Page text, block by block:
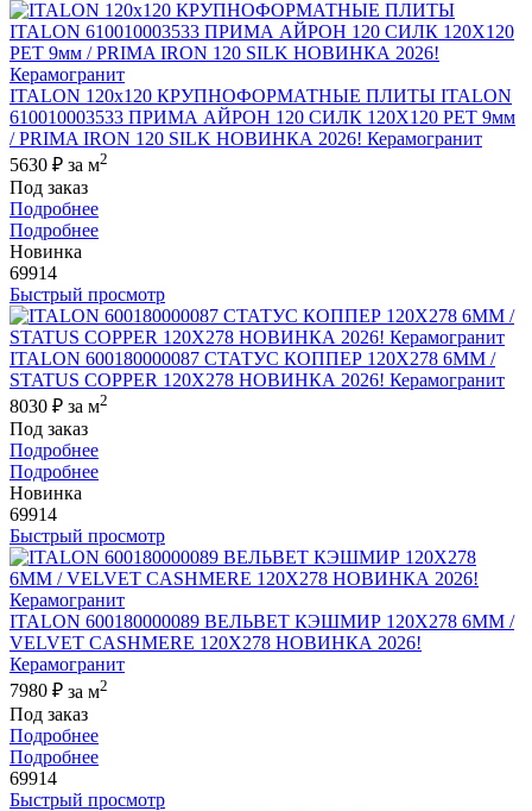
ITALON 120x120 КРУПНОФОРМАТНЫЕ ПЛИТЫ ITALON
610010003533 ПРИМА АЙРОН 120 СИЛК 120Х120 РЕТ 9мм
/ PRIMA IRON 120 SILK НОВИНКА 2026! Керамогранит
5630 ₽ за м2
Под заказ
Подробнее
Подробнее
Новинка
69914
Быстрый просмотр
ITALON 600180000087 СТАТУС КОППЕР 120X278 6ММ /
STATUS COPPER 120X278 НОВИНКА 2026! Керамогранит
8030 ₽ за м2
Под заказ
Подробнее
Подробнее
Новинка
69914
Быстрый просмотр
ITALON 600180000089 ВЕЛЬВЕТ КЭШМИР 120X278 6ММ /
VELVET CASHMERE 120X278 НОВИНКА 2026!
Керамогранит
7980 ₽ за м2
Под заказ
Подробнее
Подробнее
69914
Быстрый просмотр